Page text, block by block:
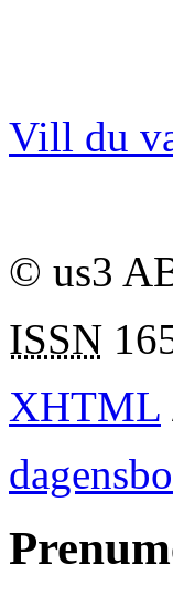
Vill du
© us3
ISSN
XHTML